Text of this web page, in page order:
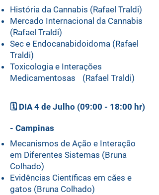
História da Cannabis (Rafael Traldi)
Mercado Internacional da Cannabis
(Rafael Traldi)
Sec e Endocanabidoidoma (Rafael
Traldi)
Toxicologia e Interações
Medicamentosas (Rafael Traldi)
🗓️ DIA 4 de Julho (09:00 - 18:00 hr)
- Campinas
Mecanismos de Ação e Interação
em Diferentes Sistemas (Bruna
Colhado)
Evidências Científicas em cães e
gatos (Bruna Colhado)